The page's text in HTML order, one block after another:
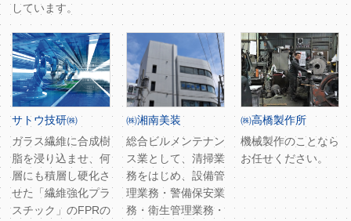
しています。
サトウ技研㈱
ガラス繊維に合成樹
脂を浸り込ませ、何
層にも積層し硬化さ
せた「繊維強化プラ
スチック」のFPRの
㈱湘南美装
総合ビルメンテナン
ス業として、清掃業
務をはじめ、設備管
理業務・警備保安業
務・衛生管理業務・
㈱高橋製作所
機械製作のことなら
お任せください。